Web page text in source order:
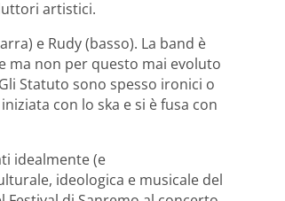
artistici.
e Rudy (basso). La band è
ma non per questo mai evoluto
Statuto sono spesso ironici o
con lo ska e si è fusa con
idealmente (e
ideologica e musicale del